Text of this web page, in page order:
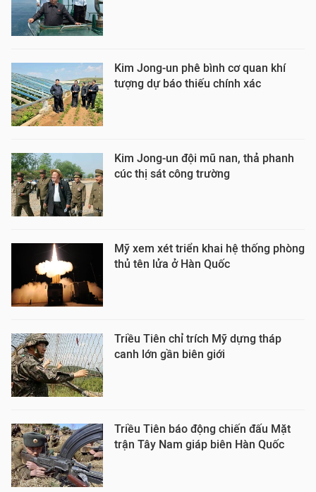
Kim Jong-un phê bình cơ quan khí
tượng dự báo thiếu chính xác
Kim Jong-un đội mũ nan, thả phanh
cúc thị sát công trường
Mỹ xem xét triển khai hệ thống phòng
thủ tên lửa ở Hàn Quốc
Triều Tiên chỉ trích Mỹ dựng tháp
canh lớn gần biên giới
Triều Tiên báo động chiến đấu Mặt
trận Tây Nam giáp biên Hàn Quốc